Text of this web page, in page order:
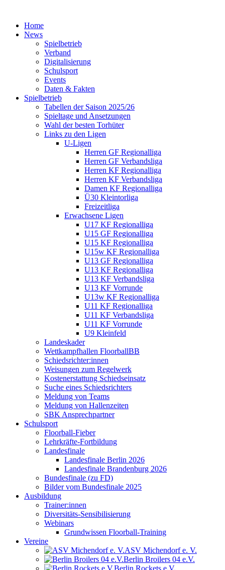
Home
News
Spielbetrieb
Verband
Digitalisierung
Schulsport
Events
Daten & Fakten
Spielbetrieb
Tabellen der Saison 2025/26
Spieltage und Ansetzungen
Wahl der besten Torhüter
Links zu den Ligen
U-Ligen
Herren GF Regionalliga
Herren GF Verbandsliga
Herren KF Regionalliga
Herren KF Verbandsliga
Damen KF Regionalliga
Ü30 Kleintorliga
Freizeitliga
Erwachsene Ligen
U17 KF Regionalliga
U15 GF Regionalliga
U15 KF Regionalliga
U15w KF Regionalliga
U13 GF Regionalliga
U13 KF Regionalliga
U13 KF Verbandsliga
U13 KF Vorrunde
U13w KF Regionalliga
U11 KF Regionalliga
U11 KF Verbandsliga
U11 KF Vorrunde
U9 Kleinfeld
Landeskader
Wettkampfhallen FloorballBB
Schiedsrichter:innen
Weisungen zum Regelwerk
Kostenerstattung Schiedseinsatz
Suche eines Schiedsrichters
Meldung von Teams
Meldung von Hallenzeiten
SBK Ansprechpartner
Schulsport
Floorball-Fieber
Lehrkräfte-Fortbildung
Landesfinale
Landesfinale Berlin 2026
Landesfinale Brandenburg 2026
Bundesfinale (zu FD)
Bilder vom Bundesfinale 2025
Ausbildung
Trainer:innen
Diversitäts-Sensibilisierung
Webinars
Grundwissen Floorball-Training
Vereine
ASV Michendorf e. V.
Berlin Broilers 04 e.V.
Berlin Rockets e.V.